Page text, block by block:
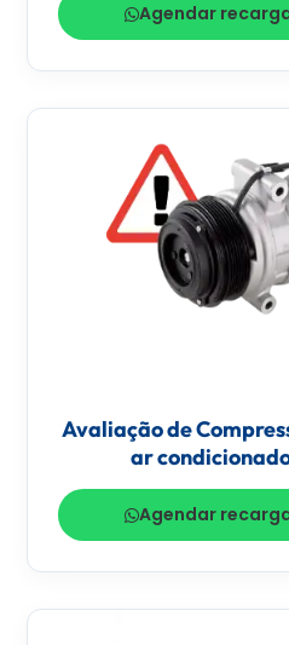
Agendar
Avaliação de
ar
Agendar